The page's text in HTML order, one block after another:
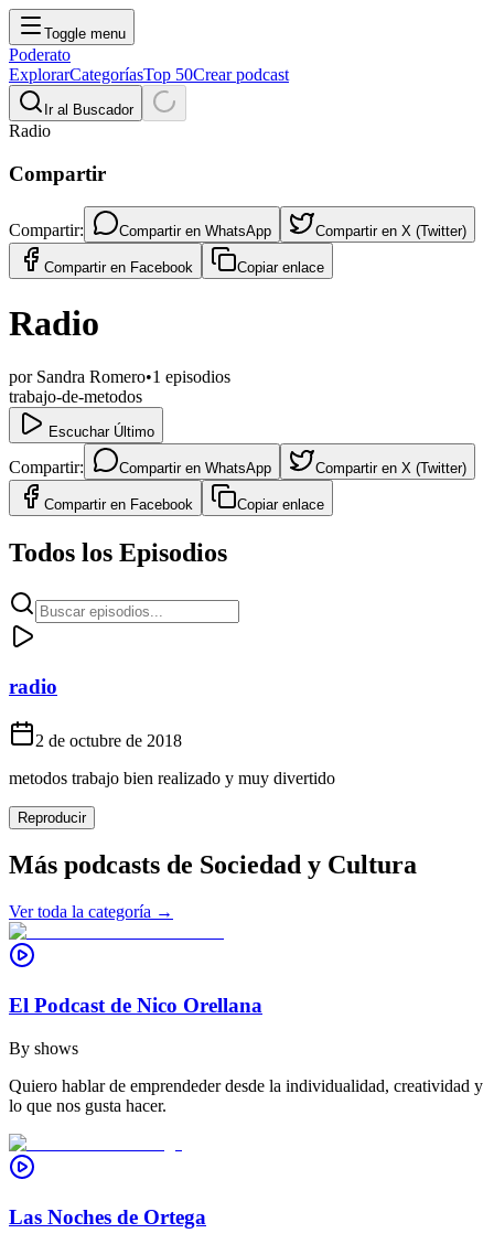
Toggle menu
Poderato
ExplorarCategoríasTop 50Crear podcast
Ir al Buscador
Radio
Compartir
Compartir: Compartir en WhatsApp Compartir en X (Twitter)
Compartir en Facebook Copiar enlace
Radio
por Sandra Romero•1 episodios
trabajo-de-metodos
Escuchar Último
Compartir: Compartir en WhatsApp Compartir en X (Twitter)
Compartir en Facebook Copiar enlace
Todos los Episodios
radio
2 de octubre de 2018
metodos trabajo bien realizado y muy divertido
Reproducir
Más podcasts de Sociedad y Cultura
Ver toda la categoría →
El Podcast de Nico Orellana
By shows
Quiero hablar de emprendeder desde la individualidad, creatividad y
lo que nos gusta hacer.
Las Noches de Ortega